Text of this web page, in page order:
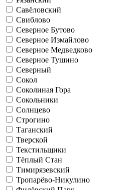
Савёловский
Свиблово
Северное Бутово
Северное Измайлово
Северное Медведково
Северное Тушино
Северный
Сокол
Соколиная Гора
Сокольники
Солнцево
Строгино
Таганский
Тверской
Текстильщики
Тёплый Стан
Тимирязевский
Тропарёво-Никулино